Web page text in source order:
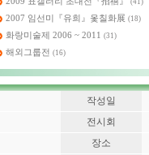
(41)
2007 임선미『유희』옻칠화展 (18)
화랑미술제 2006 ~ 2011 (31)
해외그룹전 (16)
작성일
전시회
장소